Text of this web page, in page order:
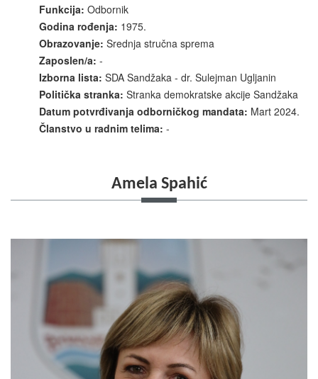
Funkcija: Odbornik
Godina rođenja: 1975.
Obrazovanje: Srednja stručna sprema
Zaposlen/a: -
Izborna lista: SDA Sandžaka - dr. Sulejman Ugljanin
Politička stranka: Stranka demokratske akcije Sandžaka
Datum potvrđivanja odborničkog mandata: Mart 2024.
Članstvo u radnim telima: -
Amela Spahić